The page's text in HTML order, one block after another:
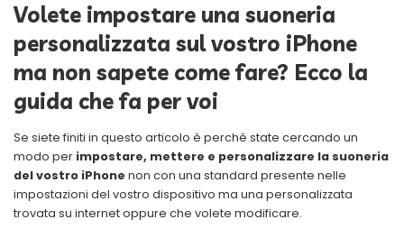
Volete impostare una suoneria
personalizzata sul vostro iPhone
ma non sapete come fare? Ecco la
guida che fa per voi
Se siete finiti in questo articolo è perché state cercando un
modo per impostare, mettere e personalizzare la suoneria
del vostro iPhone non con una standard presente nelle
impostazioni del vostro dispositivo ma una personalizzata
trovata su internet oppure che volete modificare.